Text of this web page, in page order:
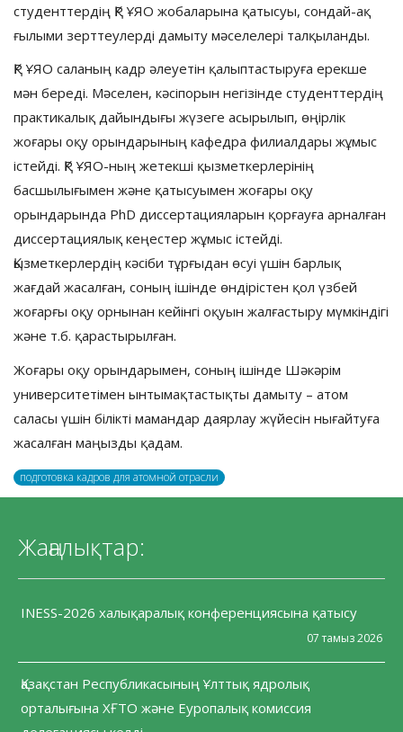
студенттердің ҚР ҰЯО жобаларына қатысуы, сондай-ақ
ғылыми зерттеулерді дамыту мәселелері талқыланды.
ҚР ҰЯО саланың кадр әлеуетін қалыптастыруға ерекше
мән береді. Мәселен, кәсіпорын негізінде студенттердің
практикалық дайындығы жүзеге асырылып, өңірлік
жоғары оқу орындарының кафедра филиалдары жұмыс
істейді. ҚР ҰЯО-ның жетекші қызметкерлерінің
басшылығымен және қатысуымен жоғары оқу
орындарында PhD диссертацияларын қорғауға арналған
диссертациялық кеңестер жұмыс істейді.
Қызметкерлердің кәсіби тұрғыдан өсуі үшін барлық
жағдай жасалған, соның ішінде өндірістен қол үзбей
жоғарғы оқу орнынан кейінгі оқуын жалғастыру мүмкіндігі
және т.б. қарастырылған.
Жоғары оқу орындарымен, соның ішінде Шәкәрім
университетімен ынтымақтастықты дамыту – атом
саласы үшін білікті мамандар даярлау жүйесін нығайтуға
жасалған маңызды қадам.
подготовка кадров для атомной отрасли
Жаңалықтар:
INESS-2026 халықаралық конференциясына қатысу
07 тамыз 2026
Қазақстан Республикасының Ұлттық ядролық
орталығына ХҒТО және Еуропалық комиссия